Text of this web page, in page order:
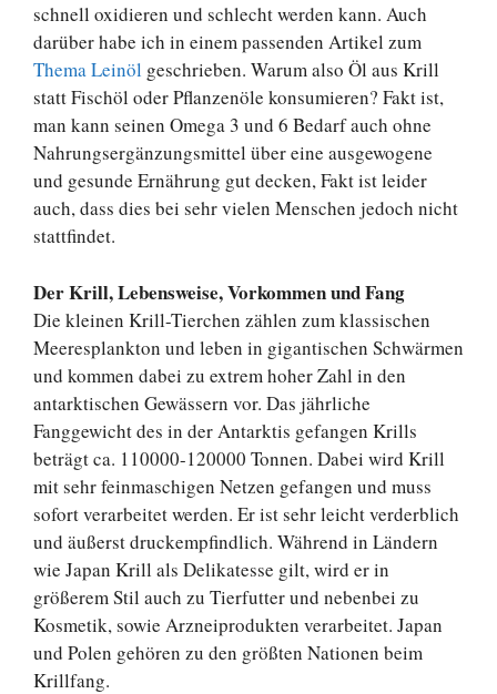
schnell oxidieren und schlecht werden kann. Auch
darüber habe ich in einem passenden Artikel zum
Thema Leinöl geschrieben. Warum also Öl aus Krill
statt Fischöl oder Pflanzenöle konsumieren? Fakt ist,
man kann seinen Omega 3 und 6 Bedarf auch ohne
Nahrungsergänzungsmittel über eine ausgewogene
und gesunde Ernährung gut decken, Fakt ist leider
auch, dass dies bei sehr vielen Menschen jedoch nicht
stattfindet.
Der Krill, Lebensweise, Vorkommen und Fang
Die kleinen Krill-Tierchen zählen zum klassischen
Meeresplankton und leben in gigantischen Schwärmen
und kommen dabei zu extrem hoher Zahl in den
antarktischen Gewässern vor. Das jährliche
Fanggewicht des in der Antarktis gefangen Krills
beträgt ca. 110000-120000 Tonnen. Dabei wird Krill
mit sehr feinmaschigen Netzen gefangen und muss
sofort verarbeitet werden. Er ist sehr leicht verderblich
und äußerst druckempfindlich. Während in Ländern
wie Japan Krill als Delikatesse gilt, wird er in
größerem Stil auch zu Tierfutter und nebenbei zu
Kosmetik, sowie Arzneiprodukten verarbeitet. Japan
und Polen gehören zu den größten Nationen beim
Krillfang.